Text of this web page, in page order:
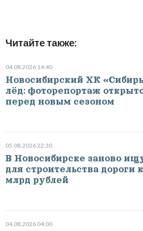
Читайте также:
04.08.2026 14:40
Новосибирский ХК
лёд: фоторепортаж
перед новым сезоном
05.08.2026 22:30
В Новосибирске заново
для строительства дороги
млрд рублей
04.08.2026 04:00